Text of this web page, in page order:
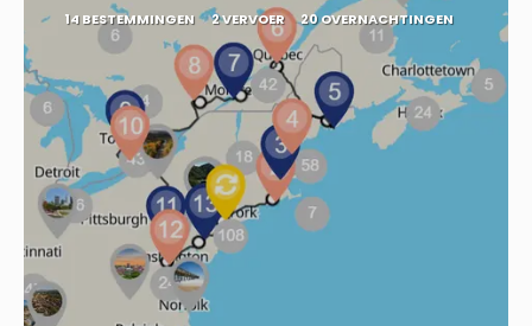
14 BESTEMMINGEN 2 VERVOER 20 OVERNACHTINGEN